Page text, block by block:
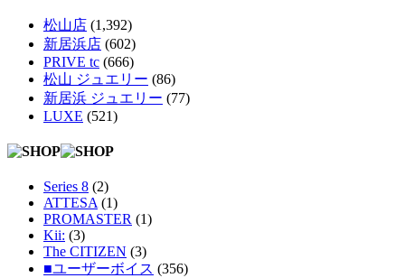
松山店 (1,392)
新居浜店 (602)
PRIVE tc (666)
松山 ジュエリー (86)
新居浜 ジュエリー (77)
LUXE (521)
Series 8 (2)
ATTESA (1)
PROMASTER (1)
Kii: (3)
The CITIZEN (3)
■ユーザーボイス (356)